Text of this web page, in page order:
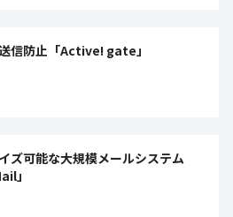
信防止「Active! gate」
ズ可能な大規模メールシステム
」